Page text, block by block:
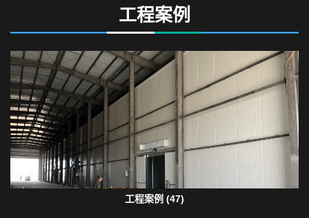
工程案例
工程案例 (47)